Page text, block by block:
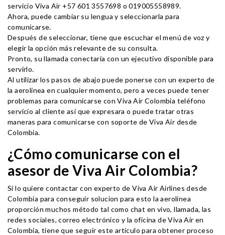
servicio Viva Air +57 601 3557698 o 019005558989.
Ahora, puede cambiar su lengua y seleccionarla para
comunicarse.
Después de seleccionar, tiene que escuchar el menú de voz y
elegir la opción más relevante de su consulta.
Pronto, su llamada conectaría con un ejecutivo disponible para
servirlo.
Al utilizar los pasos de abajo puede ponerse con un experto de
la aerolínea en cualquier momento, pero a veces puede tener
problemas para comunicarse con Viva Air Colombia teléfono
servicio al cliente así que expresara o puede tratar otras
maneras para comunicarse con soporte de Viva Air desde
Colombia.
¿Cómo comunicarse con el
asesor de Viva Air Colombia?
Si lo quiere contactar con experto de Viva Air Airlines desde
Colombia para conseguir solucion para esto la aerolínea
proporción muchos método tal como chat en vivo, llamada, las
redes sociales, correo electrónico y la oficina de Viva Air en
Colombia, tiene que seguir este artículo para obtener proceso